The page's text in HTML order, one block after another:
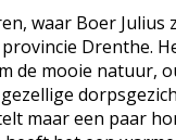
waar Boer Julius
Drenthe.
de mooie natuur,
maar een paar